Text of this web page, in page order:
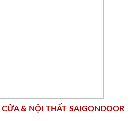
CỬA & NỘI THẤT SAIGONDOOR